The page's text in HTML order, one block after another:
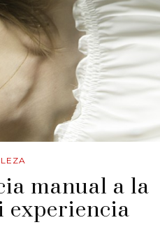
manual a la
experiencia